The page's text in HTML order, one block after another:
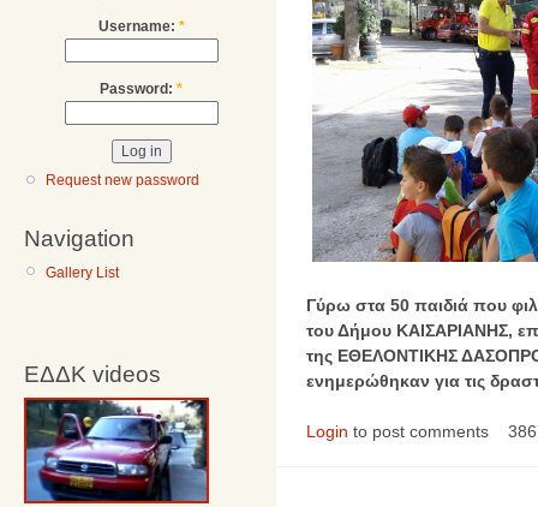
Username: *
Password: *
Request new password
Navigation
Gallery List
ΕΔΔΚ videos
Γύρω στα 50 παιδιά που
του Δήμου ΚΑΙΣΑΡΙΑΝΗΣ,
της ΕΘΕΛΟΝΤΙΚΗΣ
ενημερώθηκαν για τις
Login to post comments